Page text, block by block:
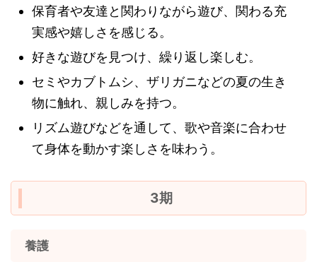
保育者や友達と関わりながら遊び、関わる充
実感や嬉しさを感じる。
好きな遊びを見つけ、繰り返し楽しむ。
セミやカブトムシ、ザリガニなどの夏の生き
物に触れ、親しみを持つ。
リズム遊びなどを通して、歌や音楽に合わせ
て身体を動かす楽しさを味わう。
3期
養護